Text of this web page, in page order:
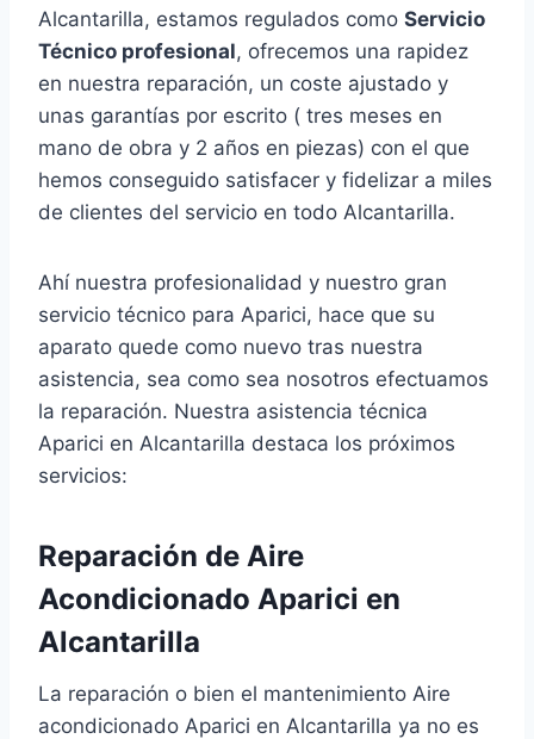
Alcantarilla, estamos regulados como Servicio
Técnico profesional, ofrecemos una rapidez
en nuestra reparación, un coste ajustado y
unas garantías por escrito ( tres meses en
mano de obra y 2 años en piezas) con el que
hemos conseguido satisfacer y fidelizar a miles
de clientes del servicio en todo Alcantarilla.
Ahí nuestra profesionalidad y nuestro gran
servicio técnico para Aparici, hace que su
aparato quede como nuevo tras nuestra
asistencia, sea como sea nosotros efectuamos
la reparación. Nuestra asistencia técnica
Aparici en Alcantarilla destaca los próximos
servicios:
Reparación de Aire
Acondicionado Aparici en
Alcantarilla
La reparación o bien el mantenimiento Aire
acondicionado Aparici en Alcantarilla ya no es